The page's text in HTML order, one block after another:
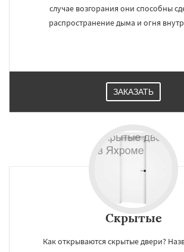
случае возгорания они способны
распространение дыма и огня
ЗАКАЗАТЬ
Скрытые
Как открываются скрытые двери?